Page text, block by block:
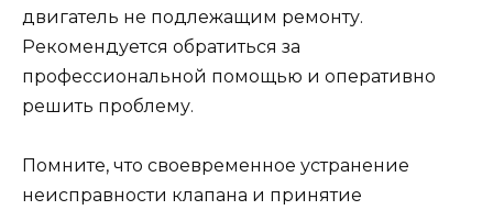
двигатель не подлежащим ремонту.
Рекомендуется обратиться за
профессиональной помощью и оперативно
решить проблему.
Помните, что своевременное устранение
неисправности клапана и принятие